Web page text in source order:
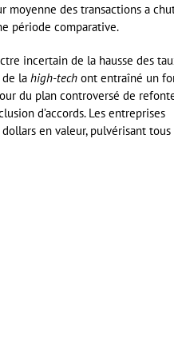
moyenne des transactions a
période comparative.
incertain de la hausse des
la high-tech ont entraîné un
du plan controversé de
d’accords. Les entreprises
en valeur, pulvérisant tous